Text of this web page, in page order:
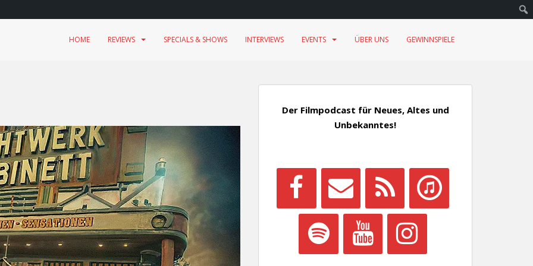
HOME REVIEWS SPECIALS & SHOWS INTERVIEWS EVENTS ÜBER UNS GEWINNSPIELE
Der Filmpodcast für Neues, Altes und
Unbekanntes!